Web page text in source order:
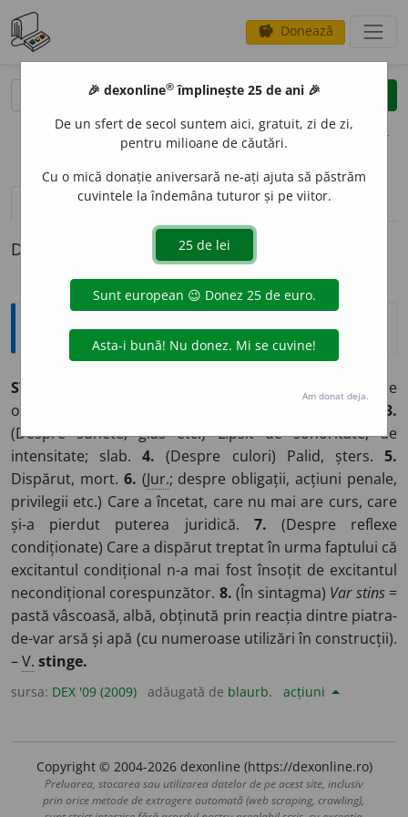
savings Donează
clear
opțiuni
definiții (1) pronunțievolume_up (50)
Definiția cu ID-ul 846956:
Explicative DEX
STINS
(Despre
ochi, privire etc.) Lipsit de strălucire, de vioiciune.
3.
(Despre sunete, glas etc.) Lipsit de sonoritate, de
intensitate; slab.4. (Despre culori) Palid, șters.5.
Dispărut, mort. 6. (Jur.; despre obligații, acțiuni penale,
privilegii etc.) Care a încetat, care nu mai are curs, care
și-a pierdut puterea juridică. 7. (Despre reflexe
condiționate) Care a dispărut treptat în urma faptului că
excitantul condițional n-a mai fost însoțit de excitantul
necondițional corespunzător. 8. (În sintagma) Var stins=
pastă vâscoasă, albă, obținută prin reacția dintre piatra-
de-var arsă și apă (cu numeroase utilizări în construcții).
–V. stinge.
sursa: DEX '09 (2009) adăugată de blaurb. acțiuni
Copyright © 2004-2026 dexonline (https://dexonline.ro)
Preluarea, stocarea sau utilizarea datelor de pe acest site, inclusiv
prin orice metode de extragere automată (web scraping, crawling),
🎉 dexonline® împlinește 25 de ani 🎉
De un sfert de secol suntem aici, gratuit, zi de zi,
pentru milioane de căutări.
Cu o mică donație aniversară ne-ați ajuta să păstrăm
cuvintele la îndemâna tuturor și pe viitor.
Am donat deja.